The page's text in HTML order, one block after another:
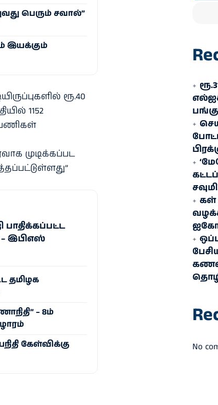
பெரும் சவால்”
இயக்கும்
ரூ.40
1152
பணிகள்
முடிக்கப்பட
இபிஎஸ்
தமிழக
– 8ம்
கேள்விக்கு
கள்
No